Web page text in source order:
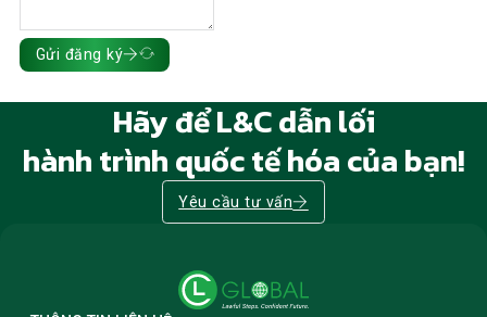
Gửi đăng ký
Hãy để L&C dẫn lối
hành trình quốc tế hóa của bạn!
Yêu cầu tư vấn